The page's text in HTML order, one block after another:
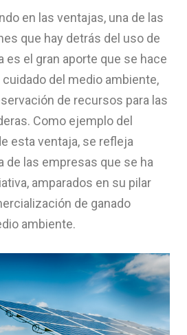
en las ventajas, una de las
que hay detrás del uso de
es el gran aporte que se hace
del medio ambiente,
de recursos para las
Como ejemplo del
esta ventaja, se refleja
de las empresas que se ha
amparados en su pilar
de ganado
ambiente.